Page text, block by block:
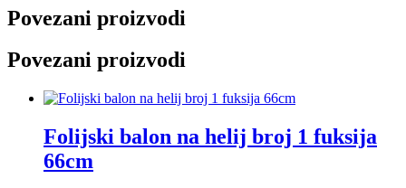
Povezani proizvodi
Povezani proizvodi
Folijski balon na helij broj 1 fuksija
66cm